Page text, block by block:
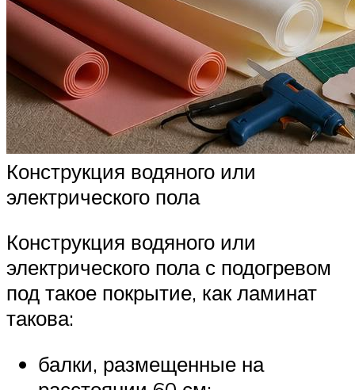
Конструкция водяного или
электрического пола
Конструкция водяного или
электрического пола с подогревом
под такое покрытие, как ламинат
такова:
балки, размещенные на